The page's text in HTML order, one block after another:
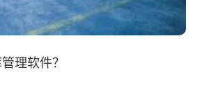
理软件？